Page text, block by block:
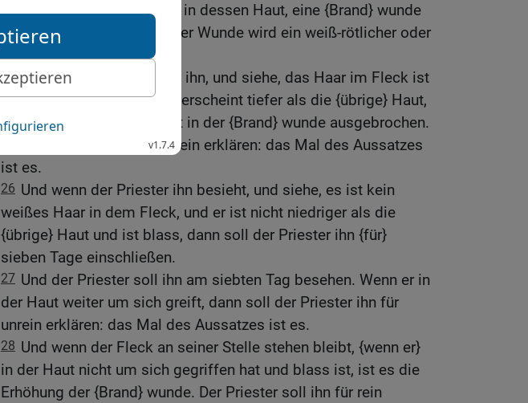
Oder wenn {im} Fleisch, in dessen Haut, eine {Brand} wunde
entsteht, und die Bildung der Wunde wird ein weiß-rötlicher oder
weißer Fleck,
25 und der Priester besieht ihn, und siehe, das Haar im Fleck ist
in Weiß verwandelt, und er erscheint tiefer als die {übrige} Haut,
{dann} ist es Aussatz; er ist in der {Brand} wunde ausgebrochen.
Der Priester soll ihn für unrein erklären: das Mal des Aussatzes
ist es.
26 Und wenn der Priester ihn besieht, und siehe, es ist kein
weißes Haar in dem Fleck, und er ist nicht niedriger als die
{übrige} Haut und ist blass, dann soll der Priester ihn {für}
sieben Tage einschließen.
27 Und der Priester soll ihn am siebten Tag besehen. Wenn er in
der Haut weiter um sich greift, dann soll der Priester ihn für
unrein erklären: das Mal des Aussatzes ist es.
28 Und wenn der Fleck an seiner Stelle stehen bleibt, {wenn er}
in der Haut nicht um sich gegriffen hat und blass ist, ist es die
Erhöhung der {Brand} wunde. Der Priester soll ihn für rein